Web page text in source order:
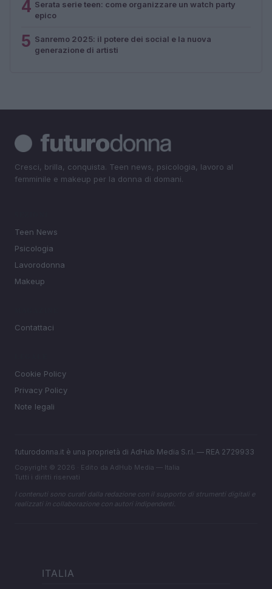
4 Serata serie teen: come organizzare un watch party
epico
5 Sanremo 2025: il potere dei social e la nuova
generazione di artisti
Cresci, brilla, conquista. Teen news, psicologia, lavoro al
femminile e makeup per la donna di domani.
Teen News
Psicologia
Lavorodonna
Makeup
Contattaci
Cookie Policy
Privacy Policy
Note legali
futurodonna.it è una proprietà di AdHub Media S.r.l. — REA 2729933
Copyright © 2026 · Edito da AdHub Media — Italia
Tutti i diritti riservati
I contenuti sono curati dalla redazione con il supporto di strumenti digitali e
realizzati in collaborazione con autori indipendenti.
ITALIA